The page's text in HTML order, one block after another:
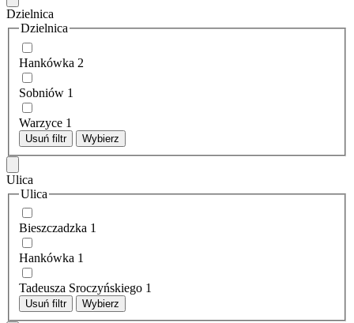
Dzielnica
Dzielnica
Hankówka 2
Sobniów 1
Warzyce 1
Usuń filtr Wybierz
Ulica
Ulica
Bieszczadzka 1
Hankówka 1
Tadeusza Sroczyńskiego 1
Usuń filtr Wybierz